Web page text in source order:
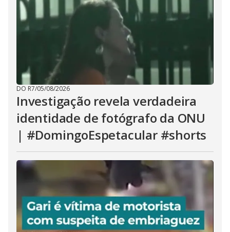
DO R7/05/08/2026
Investigação revela verdadeira
identidade de fotógrafo da ONU
| #DomingoEspetacular #shorts